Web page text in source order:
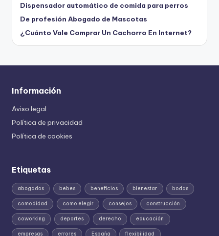
Dispensador automático de comida para perros
De profesión Abogado de Mascotas
¿Cuánto Vale Comprar Un Cachorro En Internet?
Información
Aviso legal
Política de privacidad
Política de cookies
Etiquetas
abogados bebes beneficios bienestar bodas
comodidad como elegir consejos construcción
coworking deportes derecho educación
empresas errores España flexibilidad